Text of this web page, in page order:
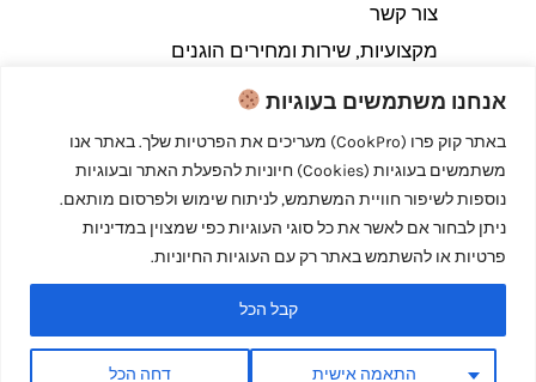
אנחנו משתמשים בעוגיות
באתר קוק פרו (CookPro) מעריכים את הפרטיות שלך. באתר אנו
משתמשים בעוגיות (Cookies) חיוניות להפעלת האתר ובעוגיות
נוספות לשיפור חוויית המשתמש, לניתוח שימוש ולפרסום מותאם.
ניתן לבחור אם לאשר את כל סוגי העוגיות כפי שמצוין במדיניות
פרטיות או להשתמש באתר רק עם העוגיות החיוניות.
התאמה אישית דחה הכל
קבל הכל
צור קשר
מקצועיות, שירות ומחירים הוגנים
Copyright © 2026 קוק פרו - לבשל כמו מקצוענים
Powered by קוק פרו - לבשל כמו מקצוענים